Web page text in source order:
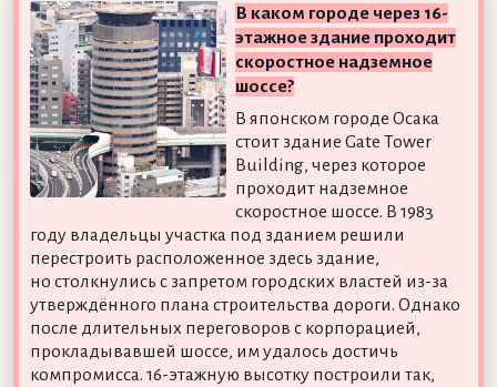
В каком городе через 16-
этажное здание проходит
скоростное надземное
шоссе?
В японском городе Осака
стоит здание Gate Tower
Building, через которое
проходит надземное
скоростное шоссе. В 1983
году владельцы участка под зданием решили
перестроить расположенное здесь здание,
но столкнулись с запретом городских властей из-за
утверждённого плана строительства дороги. Однако
после длительных переговоров с корпорацией,
прокладывавшей шоссе, им удалось достичь
компромисса. 16-этажную высотку построили так,